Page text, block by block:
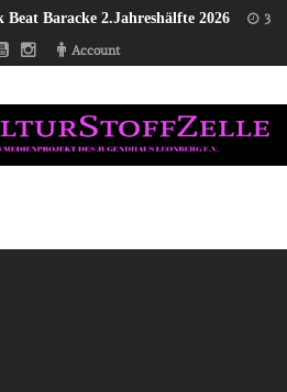
Baracke 2.Jahreshälfte 2026 31/
Account